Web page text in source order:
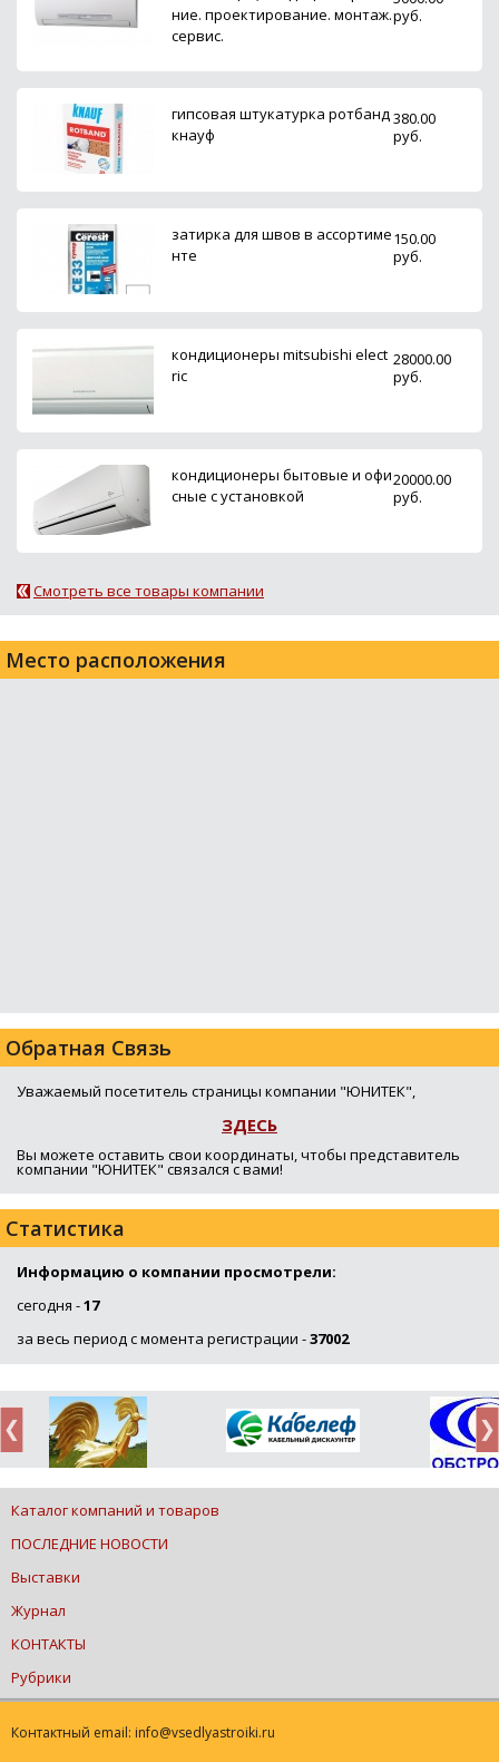
ние. проектирование. монтаж.
сервис.
руб.
гипсовая штукатурка ротбанд
кнауф
380.00
руб.
затирка для швов в ассортиме
нте
150.00
руб.
кондиционеры mitsubishi elect
ric
28000.00
руб.
кондиционеры бытовые и офи
сные с установкой
20000.00
руб.
Смотреть все товары компании
Место расположения
Обратная Связь
Уважаемый посетитель страницы компании "ЮНИТЕК",
ЗДЕСЬ
Вы можете оставить свои координаты, чтобы представитель
компании "ЮНИТЕК" связался с вами!
Статистика
Информацию о компании просмотрели:
сегодня -17
за весь период с момента регистрации -37002
Каталог компаний и товаров
ПОСЛЕДНИЕ НОВОСТИ
Выставки
Журнал
КОНТАКТЫ
Рубрики
Контактный email: info@vsedlyastroiki.ru